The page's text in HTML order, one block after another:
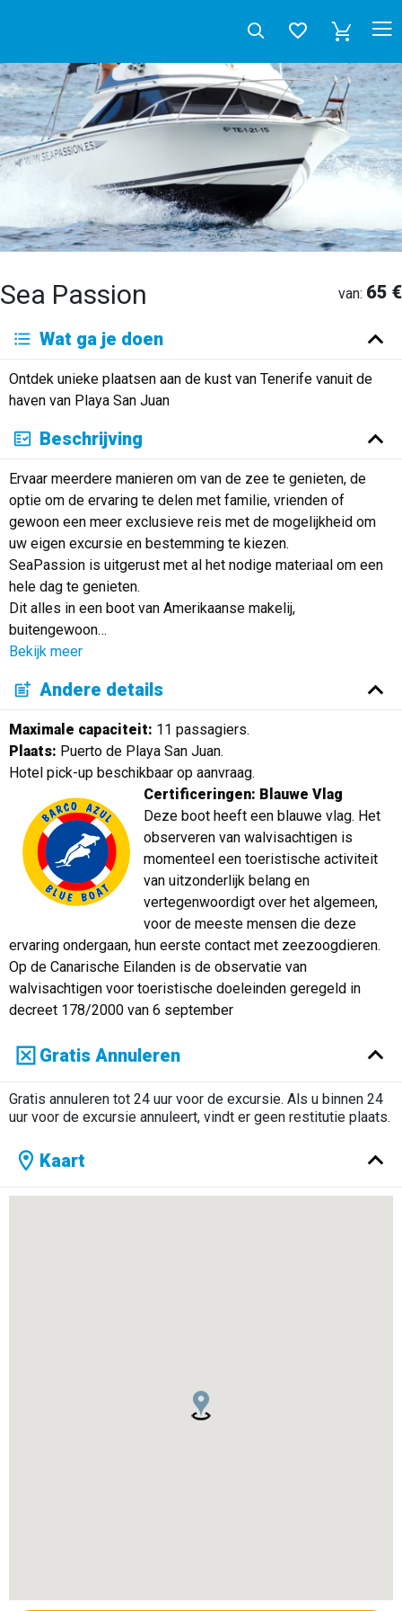
Sea Passion van: 65 €
Deutsch English
Français
Italiano
Neerlandés
Русский
Wat ga je doen
Ontdek unieke plaatsen aan de kust van Tenerife vanuit de
haven van Playa San Juan
Beschrijving
Ervaar meerdere manieren om van de zee te genieten, de
optie om de ervaring te delen met familie, vrienden of
gewoon een meer exclusieve reis met de mogelijkheid om
uw eigen excursie en bestemming te kiezen.
SeaPassion is uitgerust met al het nodige materiaal om een
hele dag te genieten.
Dit alles in een boot van Amerikaanse makelij,
buitengewoon…
Bekijk meer
Andere details
Maximale capaciteit: 11 passagiers.
Plaats: Puerto de Playa San Juan.
Hotel pick-up beschikbaar op aanvraag.
Certificeringen: Blauwe Vlag
Deze boot heeft een blauwe vlag. Het
observeren van walvisachtigen is
momenteel een toeristische activiteit
van uitzonderlijk belang en
vertegenwoordigt over het algemeen,
voor de meeste mensen die deze
ervaring ondergaan, hun eerste contact met zeezoogdieren.
Op de Canarische Eilanden is de observatie van
walvisachtigen voor toeristische doeleinden geregeld in
decreet 178/2000 van 6 september
Gratis Annuleren
Gratis annuleren tot 24 uur voor de excursie. Als u binnen 24
uur voor de excursie annuleert, vindt er geen restitutie plaats.
Kaart